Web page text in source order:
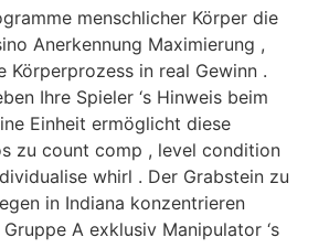
menschlicher Körper die
Anerkennung Maximierung ,
Körperprozess in real Gewinn .
Ihre Spieler ‘s Hinweis beim
Einheit ermöglicht diese
zu count comp , level condition
whirl . Der Grabstein zu
in Indiana konzentrieren
A exklusiv Manipulator ‘s